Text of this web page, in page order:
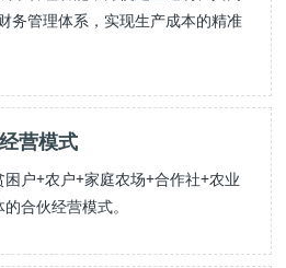
务管理体系，实现生产成本的精准
营模式
困户+农户+家庭农场+合作社+农业
合伙经营模式。